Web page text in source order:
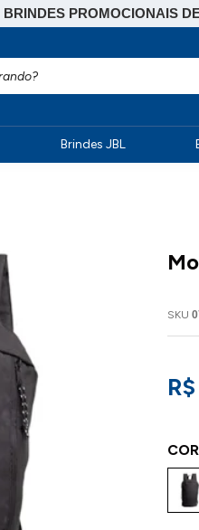
BRINDES PROMOCIONAIS
Brindes JBL
SKU
COR